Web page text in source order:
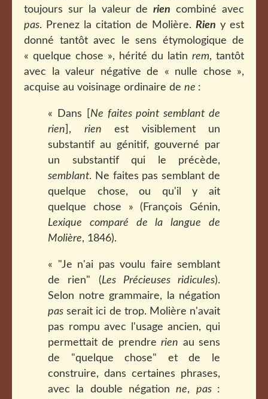
toujours sur la valeur derien combiné avec
pas. Prenez la citation de Molière. Rien y est
donné tantôt avec le sens étymologique de
« quelque chose », hérité du latin rem, tantôt
avec la valeur négative de « nulle chose »,
acquise au voisinage ordinaire de ne :
« Dans [ Ne faites point semblant de
rien ], rien est visiblement un
substantif au génitif, gouverné par
un substantif qui le précède,
semblant. Ne faites pas semblant de
quelque chose, ou qu'il y ait
quelque chose » (François Génin,
Lexique comparé de la langue de
Molière, 1846).
« "Je n'ai pas voulu faire semblant
de rien" (Les Précieuses ridicules).
Selon notre grammaire, la négation
pas serait ici de trop. Molière n'avait
pas rompu avec l'usage ancien, qui
permettait de prendrerien au sens
de "quelque chose" et de le
construire, dans certaines phrases,
avec la double négationne, pas :